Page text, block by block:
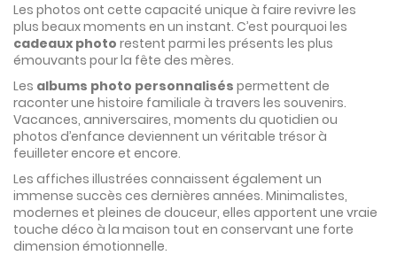
Les photos ont cette capacité unique à faire revivre les
plus beaux moments en un instant. C’est pourquoi les
cadeaux photo restent parmi les présents les plus
émouvants pour la fête des mères.
Les albums photo personnalisés permettent de
raconter une histoire familiale à travers les souvenirs.
Vacances, anniversaires, moments du quotidien ou
photos d’enfance deviennent un véritable trésor à
feuilleter encore et encore.
Les affiches illustrées connaissent également un
immense succès ces dernières années. Minimalistes,
modernes et pleines de douceur, elles apportent une vraie
touche déco à la maison tout en conservant une forte
dimension émotionnelle.